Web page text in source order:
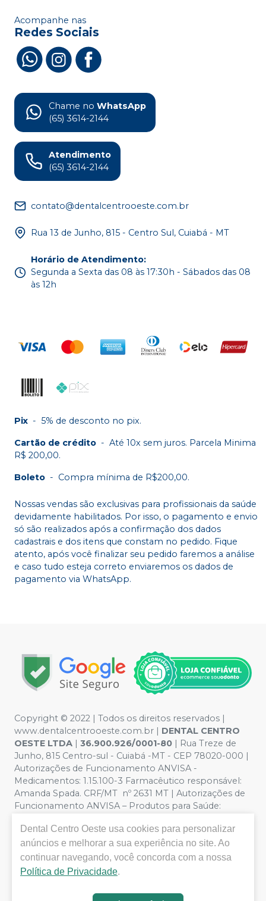
Acompanhe nas
Redes Sociais
Chame no WhatsApp
(65) 3614-2144
Atendimento
(65) 3614-2144
contato@dentalcentrooeste.com.br
Rua 13 de Junho, 815 - Centro Sul, Cuiabá - MT
Horário de Atendimento:
Segunda a Sexta das 08 às 17:30h - Sábados das 08
às 12h
Pix - 5% de desconto no pix.
Cartão de crédito - Até 10x sem juros. Parcela Minima
R$ 200,00.
Boleto - Compra mínima de R$200,00.
Nossas vendas são exclusivas para profissionais da saúde
devidamente habilitados. Por isso, o pagamento e envio
só são realizados após a confirmação dos dados
cadastrais e dos itens que constam no pedido. Fique
atento, após você finalizar seu pedido faremos a análise
e caso tudo esteja correto enviaremos os dados de
pagamento via WhatsApp.
Copyright © 2022 | Todos os direitos reservados |
www.dentalcentrooeste.com.br | DENTAL CENTRO
OESTE LTDA | 36.900.926/0001-80 | Rua Treze de
Junho, 815 Centro-sul - Cuiabá -MT - CEP 78020-000 |
Autorizações de Funcionamento ANVISA -
Medicamentos: 1.15.100-3 Farmacêutico responsável:
Amanda Spada. CRF/MT nº 2631 MT | Autorizações de
Funcionamento ANVISA – Produtos para Saúde:
Segurança - Fotos meramente ilustrativas - Os preços e
condições da loja virtual estão sujeitos a alterações. Em
caso de divergência de preços no site, o valor válido é o
do Carrinho de Compra. Não vendemos por atacado,
compras de grandes volumes pelo site.
Dental Centro Oeste usa cookies para personalizar
anúncios e melhorar a sua experiência no site. Ao
continuar navegando, você concorda com a nossa
Política de Privacidade.